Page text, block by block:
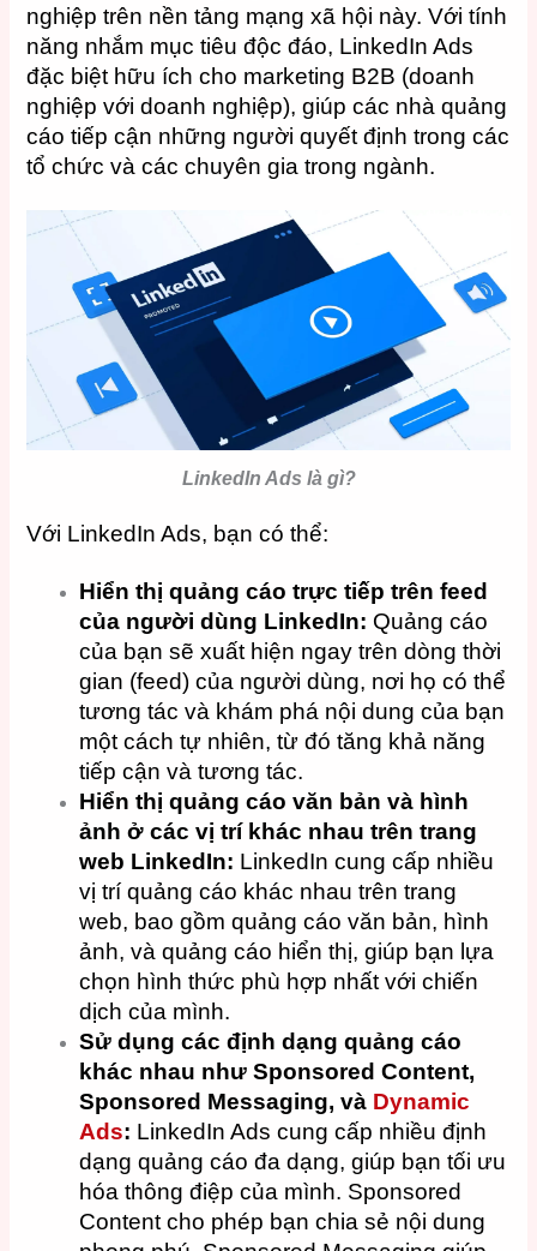
nghiệp trên nền tảng mạng xã hội này. Với tính
năng nhắm mục tiêu độc đáo, LinkedIn Ads
đặc biệt hữu ích cho marketing B2B (doanh
nghiệp với doanh nghiệp), giúp các nhà quảng
cáo tiếp cận những người quyết định trong các
tổ chức và các chuyên gia trong ngành.
LinkedIn Ads là gì?
Với LinkedIn Ads, bạn có thể:
Hiển thị quảng cáo trực tiếp trên feed
của người dùng LinkedIn: Quảng cáo
của bạn sẽ xuất hiện ngay trên dòng thời
gian (feed) của người dùng, nơi họ có thể
tương tác và khám phá nội dung của bạn
một cách tự nhiên, từ đó tăng khả năng
tiếp cận và tương tác.
Hiển thị quảng cáo văn bản và hình
ảnh ở các vị trí khác nhau trên trang
web LinkedIn: LinkedIn cung cấp nhiều
vị trí quảng cáo khác nhau trên trang
web, bao gồm quảng cáo văn bản, hình
ảnh, và quảng cáo hiển thị, giúp bạn lựa
chọn hình thức phù hợp nhất với chiến
dịch của mình.
Sử dụng các định dạng quảng cáo
khác nhau như Sponsored Content,
Sponsored Messaging, và Dynamic
Ads: LinkedIn Ads cung cấp nhiều định
dạng quảng cáo đa dạng, giúp bạn tối ưu
hóa thông điệp của mình. Sponsored
Content cho phép bạn chia sẻ nội dung